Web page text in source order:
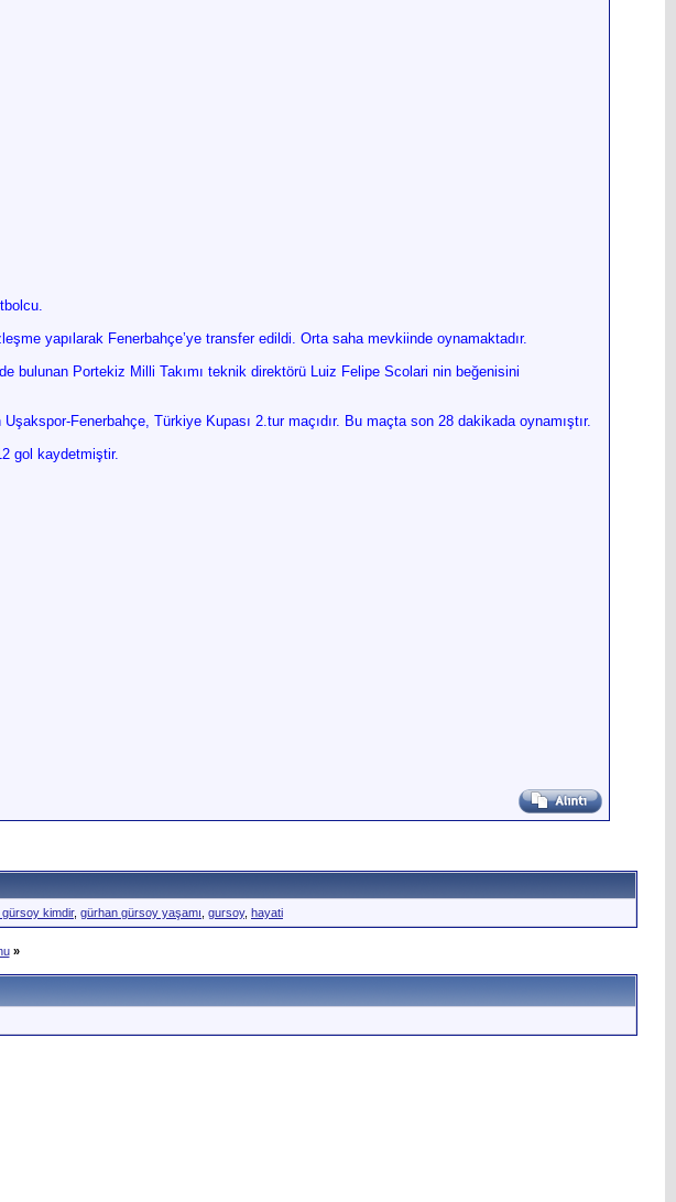
yapılarak Fenerbahçe’ye transfer edildi. Orta saha mevkiinde oynamaktadır.
bulunan Portekiz Milli Takımı teknik direktörü Luiz Felipe Scolari nin beğenisini
Fenerbahçe, Türkiye Kupası 2.tur maçıdır. Bu maçta son 28 dakikada oynamıştır.
gol kaydetmiştir.
kimdir, gürhan gürsoy yaşamı gursoy, hayati
»